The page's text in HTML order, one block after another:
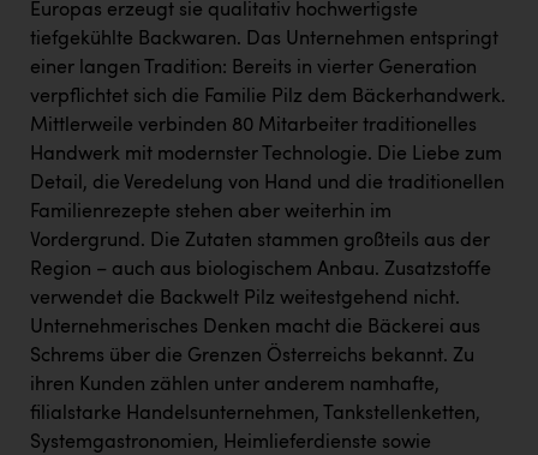
INTERSPORT Austria
Jesolo
Jane Goodall Institute Austria
Kärcher
Karin Liedl
KIWI Kinderwunsch Institut Dr. Loimer
KLIPP Frisör
Kleider Bauer
Kremsmüller Anlagenbau GmbH
Europas erzeugt sie qualitativ hochwertigste
tiefgekühlte Backwaren. Das Unternehmen entspringt
einer langen Tradition: Bereits in vierter Generation
verpflichtet sich die Familie Pilz dem Bäckerhandwerk.
Mittlerweile verbinden 80 Mitarbeiter traditionelles
Handwerk mit modernster Technologie. Die Liebe zum
Detail, die Veredelung von Hand und die traditionellen
Familienrezepte stehen aber weiterhin im
Vordergrund. Die Zutaten stammen großteils aus der
Region – auch aus biologischem Anbau. Zusatzstoffe
verwendet die Backwelt Pilz weitestgehend nicht.
Unternehmerisches Denken macht die Bäckerei aus
Schrems über die Grenzen Österreichs bekannt. Zu
ihren Kunden zählen unter anderem namhafte,
filialstarke Handelsunternehmen, Tankstellenketten,
Systemgastronomien, Heimlieferdienste sowie